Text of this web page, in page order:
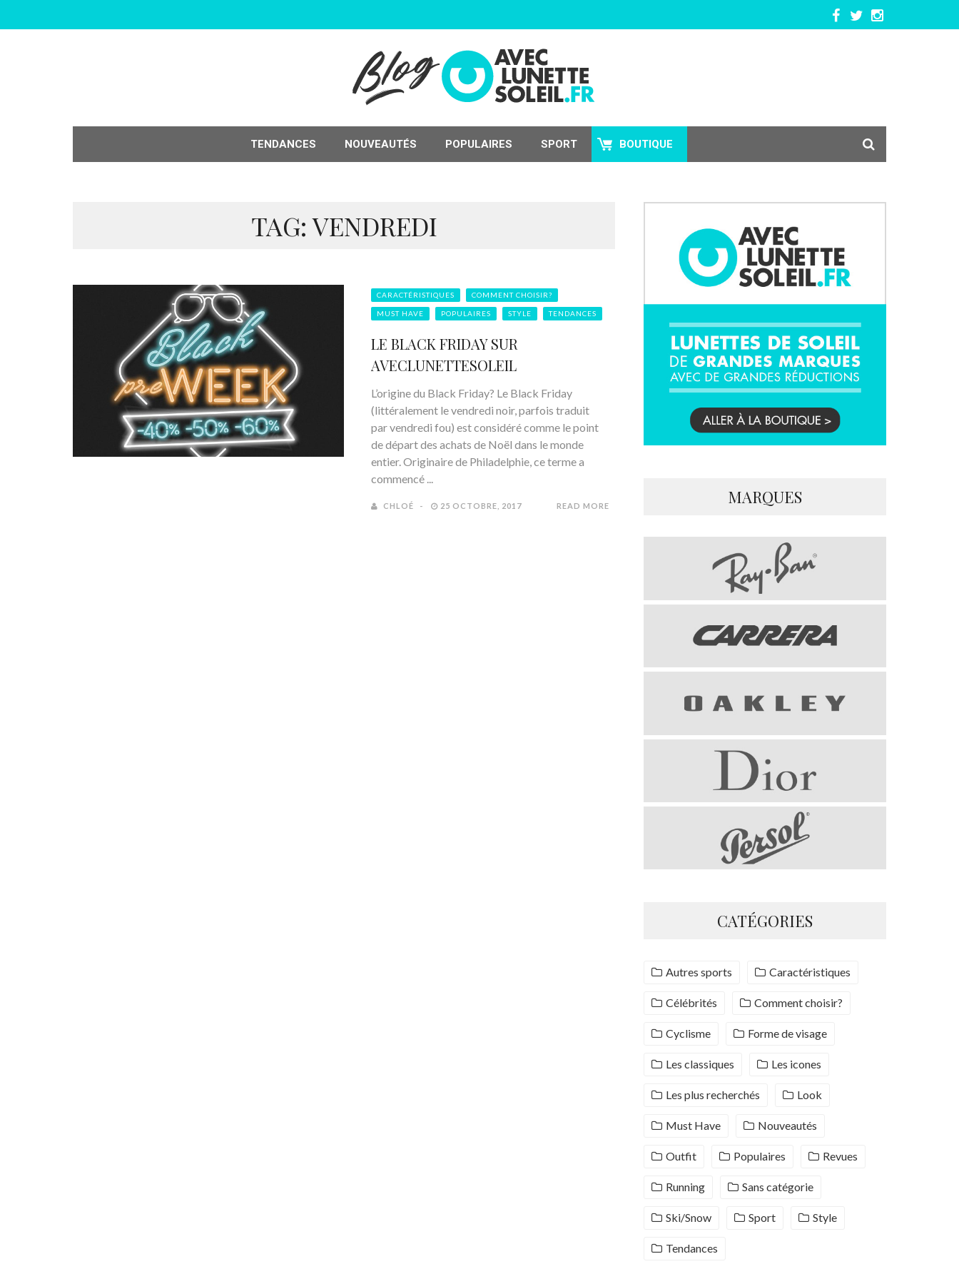
TENDANCES NOUVEAUTÉS POPULAIRES SPORT BOUTIQUE
TAG: VENDREDI
CARACTÉRISTIQUES COMMENT CHOISIR?
MUST HAVE POPULAIRES STYLE TENDANCES
LE BLACK FRIDAY SUR
AVECLUNETTESOLEIL
L’origine du Black Friday? Le Black Friday
(littéralement le vendredi noir, parfois traduit
par vendredi fou) est considéré comme le point
de départ des achats de Noël dans le monde
entier. Originaire de Philadelphie, ce terme a
commencé ...
CHLOÉ 25 OCTOBRE, 2017 READ MORE MARQUES
CATÉGORIES
Autres sports Caractéristiques
Célébrités Comment choisir?
Cyclisme Forme de visage
Les classiques Les icones
Les plus recherchés Look
Must Have Nouveautés
Outfit Populaires Revues
Running Sans catégorie
Ski/Snow Sport Style
Tendances